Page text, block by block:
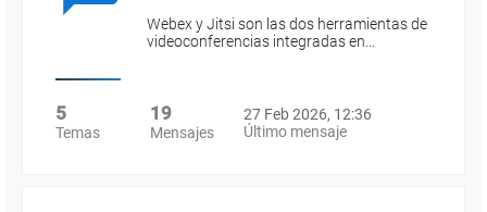
Webex y Jitsi son las dos herramientas de
videoconferencias integradas en…
5
Temas
19
Mensajes
27 Feb 2026, 12:36
Último mensaje